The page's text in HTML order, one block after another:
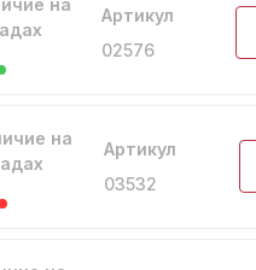
Артикул
02576
на
Артикул
03532